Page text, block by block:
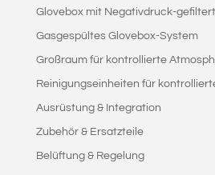
Glovebox mit Negativdruck-
Gasgespültes Glovebox-System
Großraum für kontrollierte
Reinigungseinheiten für
Ausrüstung & Integration
Zubehör & Ersatzteile
Belüftung & Regelung